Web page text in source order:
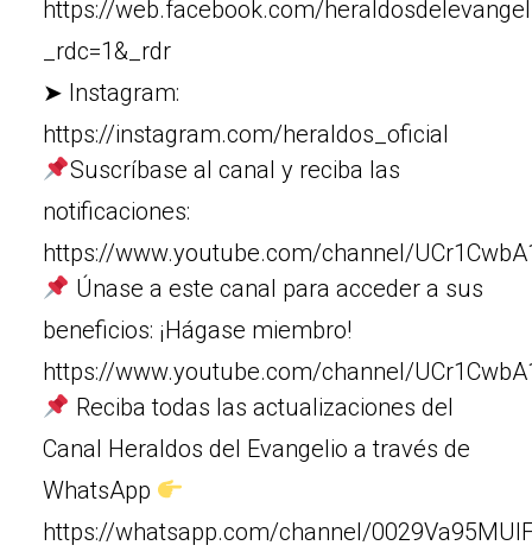
https://web.facebook.com/
_rdc=1&_rdr
➤ Instagram:
https://instagram.com/heraldos_oficial
Suscríbase al canal y reciba las
notificaciones:
https://www.youtube.com/channel/
Únase a este canal para acceder a sus
beneficios: ¡Hágase miembro!
https://www.youtube.com/channel/
Reciba todas las actualizaciones del
Canal Heraldos del Evangelio a través de
WhatsApp
https://whatsapp.com/channel/